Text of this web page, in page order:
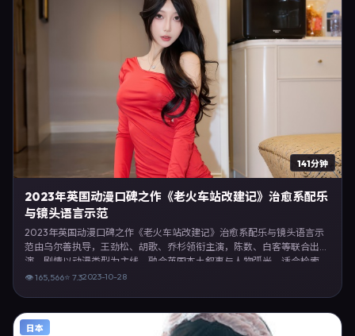
141分钟
2023年英国动漫口碑之作《老火车站改建记》治愈系配乐
与镜头语言示范
2023年英国动漫口碑之作《老火车站改建记》治愈系配乐与镜头语言示
范由乌尔善执导，王劲松、胡歌、乔杉领衔主演，陈数、白客等联合出
演。剧情以动漫类型为主线，融合英国本土叙事与人物弧光，适合检索
「动漫电影 英国 乌尔善 王劲松」等关键词的观众。2023年10月28日起
材。
👁165,566⭐ 7.32023-10-28
日本